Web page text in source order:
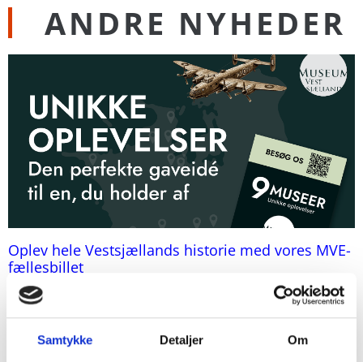
Samtykke Detaljer Om
ANDRE NYHEDER
Oplev hele Vestsjællands historie med vores MVE-
fællesbillet